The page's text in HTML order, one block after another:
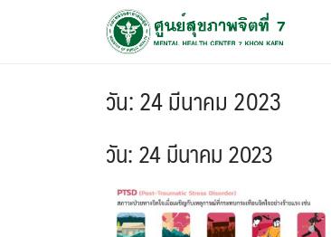
วัน:24 มีนาคม 2023
วัน:24 มีนาคม 2023